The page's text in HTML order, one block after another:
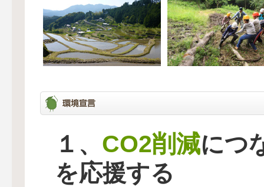
１、 CO2削減につ
を応援する